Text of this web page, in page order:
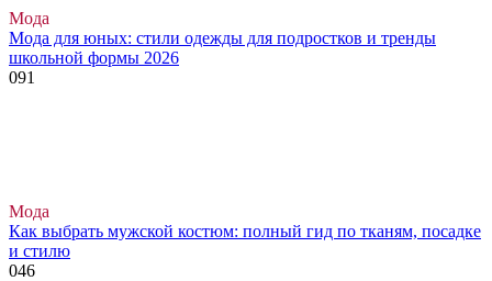
Мода
Мода для юных: стили одежды для подростков и тренды
школьной формы 2026
091
Мода
Как выбрать мужской костюм: полный гид по тканям, посадке
и стилю
046